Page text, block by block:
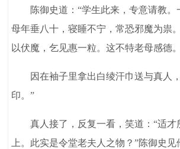
陈御史道：“学生此来，专意请教。
母年垂八十，寝睡不宁，常恐邪魔为祟
以伏魔，乞见惠一粒。这不特老母感德
因在袖子里拿出白绫汗巾送与真人，
印。”
真人接了，反复一看，笑道：“适才
上。此实是令堂老夫人之物？”陈御史